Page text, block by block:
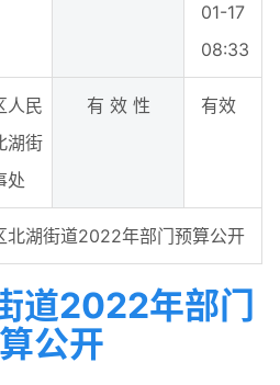
01-17
08:33
人民
湖街
处
有 效 性 有效
北湖街道2022年部门预算公开
道2022年部门
公开